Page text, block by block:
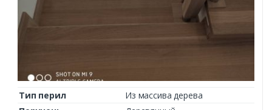
Тип перил
Из массива дерева